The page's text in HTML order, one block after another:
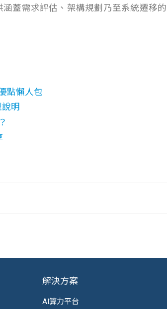
蓋需求評估、架構規劃乃至系統遷移的
點懶人包
明
解決方案
AI算力平台